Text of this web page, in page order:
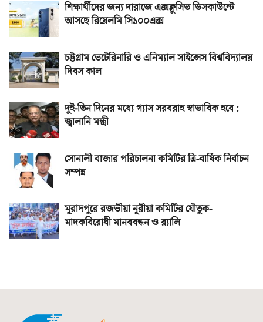
শিক্ষার্থীদের জন্য দারাজে এক্সক্লুসিভ ডিসকাউন্টে
আসছে রিয়েলমি সি১০০এক্স
চট্টগ্রাম ভেটেরিনারি ও এনিম্যাল সাইন্সেস বিশ্ববিদ্যালয়
দিবস কাল
দুই-তিন দিনের মধ্যে গ্যাস সরবরাহ স্বাভাবিক হবে :
জ্বালানি মন্ত্রী
সোনালী বাজার পরিচালনা কমিটির ত্রি-বার্ষিক নির্বাচন
সম্পন্ন
মুরাদপুরে রজভীয়া নূরীয়া কমিটির যৌতুক-
মাদকবিরোধী মানববন্ধন ও র‌্যালি